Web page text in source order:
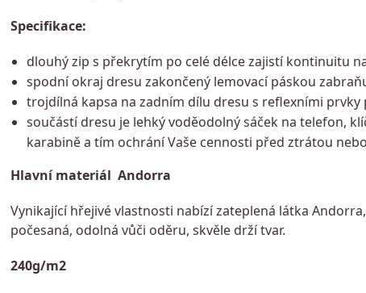
Specifikace:
dlouhý zip s překrytím po celé délce zajistí kontinuitu
spodní okraj dresu zakončený lemovací páskou
trojdílná kapsa na zadním dílu dresu s reflexními
součástí dresu je lehký voděodolný sáček na telefon,
karabině a tím ochrání Vaše cennosti před ztrátou
Hlavní materiál Andorra
Vynikající hřejivé vlastnosti nabízí zateplená látka
počesaná, odolná vůči oděru, skvěle drží tvar.
240g/m2